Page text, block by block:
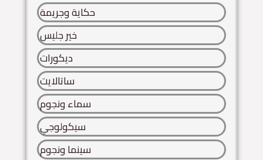
حكاية وجريمة
خير جليس
ديكورات
ساتالايت
سماء ونجوم
سيكولوجي
سينما ونجوم